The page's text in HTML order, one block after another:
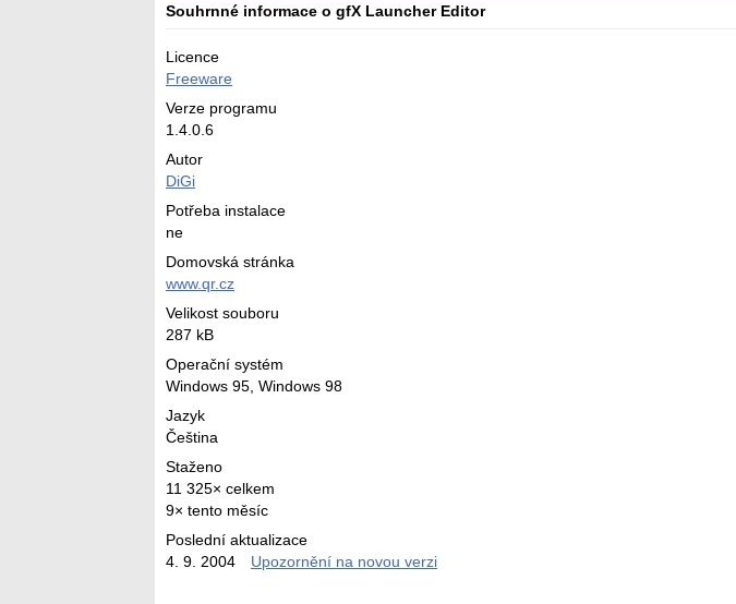
Souhrnné informace o gfX Launcher Editor
Licence
Freeware
Verze programu
1.4.0.6
Autor
DiGi
Potřeba instalace
ne
Domovská stránka
www.qr.cz
Velikost souboru
287 kB
Operační systém
Windows 95, Windows 98
Jazyk
Čeština
Staženo
11 325× celkem
9× tento měsíc
Poslední aktualizace
4. 9. 2004
Upozornění na novou verzi